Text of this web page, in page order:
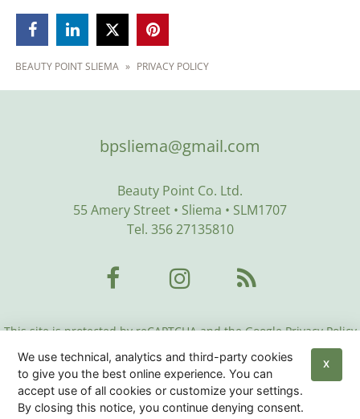
  
BEAUTY POINT SLIEMA » PRIVACY POLICY
bpsliema@gmail.com
Beauty Point Co. Ltd.
55 Amery Street • Sliema • SLM1707
Tel. 356 27135810
This site is protected by reCAPTCHA and the Google Privacy Policy
Google Terms
of Service• More Info
Beauty Center Malta© 2026 | Privacy Policy |
Policy
| Sitemap
We use technical, analytics and third-party cookies
to give you the best online experience. You can
accept use of all cookies or customize your settings.
By closing this notice, you continue denying consent.
X